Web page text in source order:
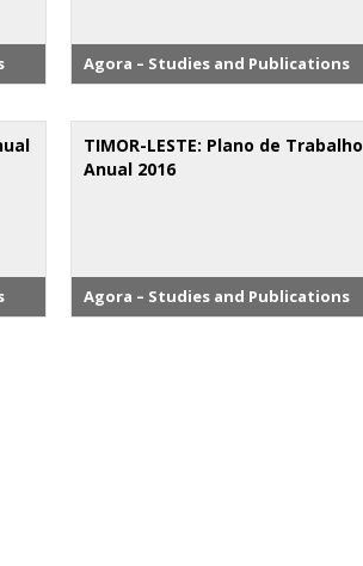
Agora – Studies and Publications
TIMOR-LESTE: Plano de Trabalho
Anual 2016
Agora – Studies and Publications